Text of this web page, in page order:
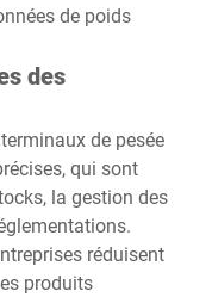
de poids
des
de pesée
qui sont
la gestion des
réduisent
produits